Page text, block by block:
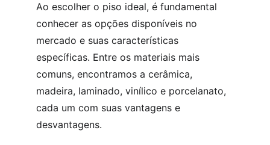
Ao escolher o piso ideal, é fundamental
conhecer as opções disponíveis no
mercado e suas características
específicas. Entre os materiais mais
comuns, encontramos a cerâmica,
madeira, laminado, vinílico e porcelanato,
cada um com suas vantagens e
desvantagens.